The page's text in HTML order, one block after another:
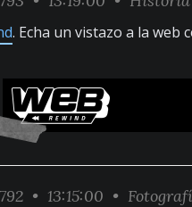
. Echa un vistazo a la web
• 13:15:00 •